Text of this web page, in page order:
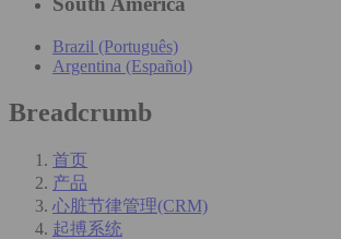
Brazil (Português)
Argentina (Español)
Breadcrumb
首页
产品
心脏节律管理(CRM)
起搏系统